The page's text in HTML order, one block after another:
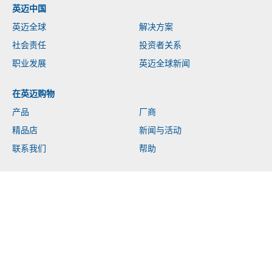
英迈中国
英迈全球
解决方案
社会责任
投资者关系
职业发展
英迈全球新闻
在英迈购物
产品
厂商
精品店
新闻与活动
联系我们
帮助